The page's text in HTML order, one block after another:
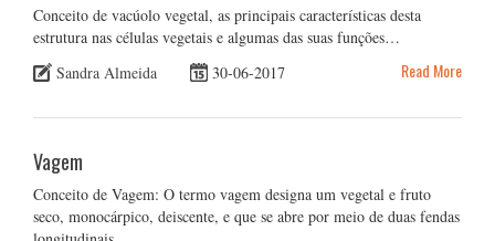
Conceito de vacúolo vegetal, as principais características desta
estrutura nas células vegetais e algumas das suas funções…
Sandra Almeida
30-06-2017 Read More
Vagem
Conceito de Vagem: O termo vagem designa um vegetal e fruto
seco, monocárpico, deiscente, e que se abre por meio de duas fendas